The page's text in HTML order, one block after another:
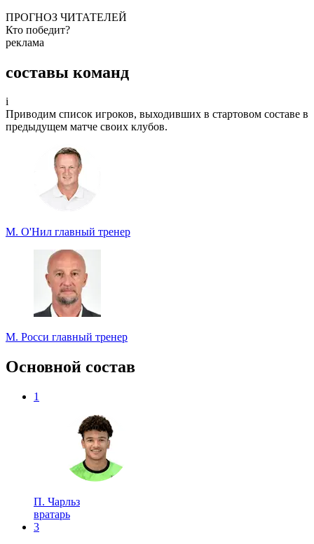
ПРОГНОЗ ЧИТАТЕЛЕЙ
Кто победит?
Участвуйте в турнире прогнозистов и получайте классные
призы!
Турнир прогнозистов
реклама
составы команд
i
Приводим список игроков, выходивших в стартовом составе в
предыдущем матче своих клубов.
М. О'Нил главный тренер
М. Росси главный тренер
Основной состав
1
П. Чарльз
вратарь
3